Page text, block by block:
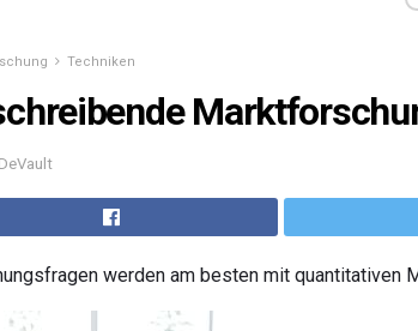
Techniken
werden am besten mit quantitativen